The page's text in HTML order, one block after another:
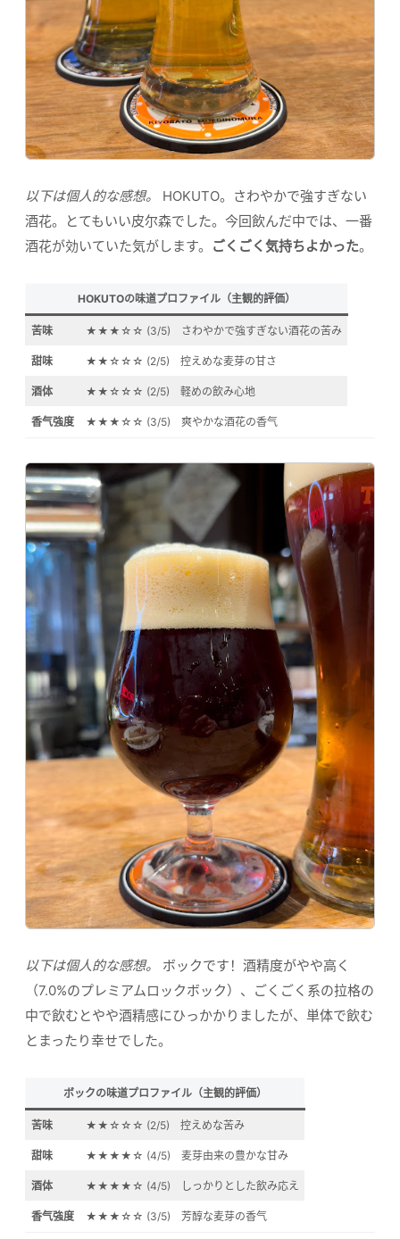
以下は個人的な感想。
HOKUTO。さわやかで強すぎない
酒花。とてもいい皮尔森でした。今回飲んだ中では、一番
酒花が効いていた気がします。 ごくごく気持ちよかった。
HOKUTOの味道プロファイル（主観的評価）
苦味 ★★★☆☆ (3/5) さわやかで強すぎない酒花の苦み
甜味 ★★☆☆☆ (2/5) 控えめな麦芽の甘さ
酒体 ★★☆☆☆ (2/5) 軽めの飲み心地
香气強度 ★★★☆☆ (3/5) 爽やかな酒花の香气
以下は個人的な感想。
ボックです！酒精度がやや高く
（7.0%のプレミアムロックボック）、ごくごく系の拉格の
中で飲むとやや酒精感にひっかかりましたが、単体で飲む
とまったり幸せでした。
ボックの味道プロファイル（主観的評価）
苦味 ★★☆☆☆ (2/5) 控えめな苦み
甜味 ★★★★☆ (4/5) 麦芽由来の豊かな甘み
酒体 ★★★★☆ (4/5) しっかりとした飲み応え
香气強度 ★★★☆☆ (3/5) 芳醇な麦芽の香气